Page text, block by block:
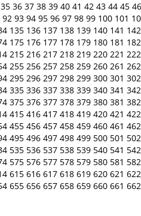
35 36 37 38 39 40 41 42 43 44 45 46
92 93 94 95 96 97 98 99 100 101
135 136 137 138 139 140 141 142
175 176 177 178 179 180 181 182
215 216 217 218 219 220 221 222
255 256 257 258 259 260 261 262
295 296 297 298 299 300 301 302
335 336 337 338 339 340 341 342
375 376 377 378 379 380 381 382
415 416 417 418 419 420 421 422
455 456 457 458 459 460 461 462
495 496 497 498 499 500 501 502
535 536 537 538 539 540 541 542
575 576 577 578 579 580 581 582
615 616 617 618 619 620 621 622
655 656 657 658 659 660 661 662